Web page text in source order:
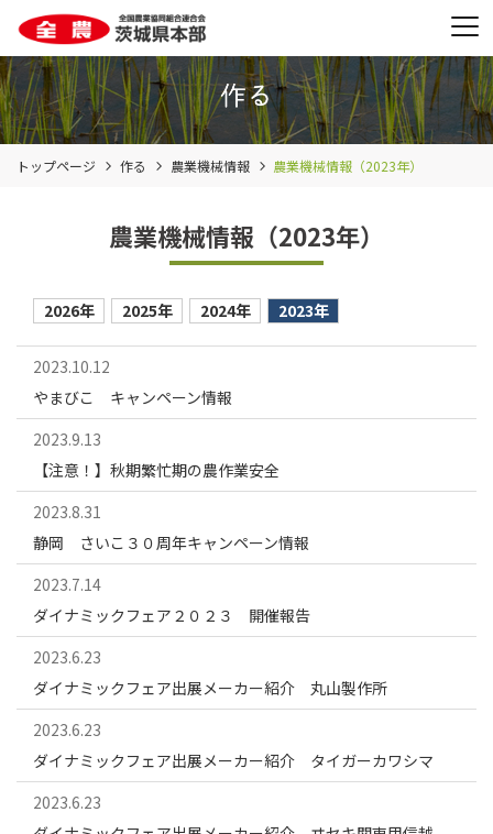
トップページ 作る 農業機械情報 農業機械情報（2023年）
農業機械情報（2023年）
2026年 2025年 2024年 2023年
2023.10.12
やまびこ キャンペーン情報
2023.9.13
【注意！】秋期繁忙期の農作業安全
2023.8.31
静岡 さいこ３０周年キャンペーン情報
2023.7.14
ダイナミックフェア２０２３ 開催報告
2023.6.23
ダイナミックフェア出展メーカー紹介 丸山製作所
2023.6.23
ダイナミックフェア出展メーカー紹介 タイガーカワシマ
2023.6.23